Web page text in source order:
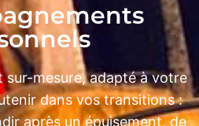
sur-mesure, adapté à votre
dans vos transitions :
après un épuisement, de